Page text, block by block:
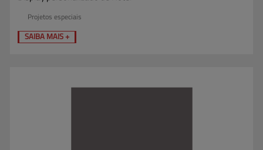
Projetos especiais
SAIBA MAIS +